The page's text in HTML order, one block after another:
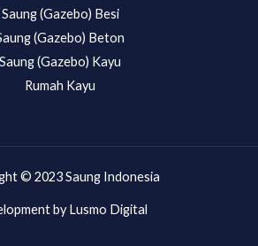
Saung (Gazebo) Besi
(Gazebo) Beton
Saung (Gazebo) Kayu
Rumah Kayu
© 2023 Saung Indonesia
by Lusmo Digital